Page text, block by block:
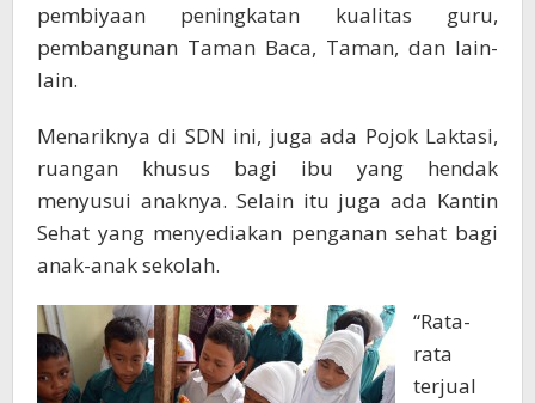
pembiyaan peningkatan kualitas guru,
pembangunan Taman Baca, Taman, dan lain-
lain.
Menariknya di SDN ini, juga ada Pojok Laktasi,
ruangan khusus bagi ibu yang hendak
menyusui anaknya. Selain itu juga ada Kantin
Sehat yang menyediakan penganan sehat bagi
anak-anak sekolah.
“Rata-
rata
terjual